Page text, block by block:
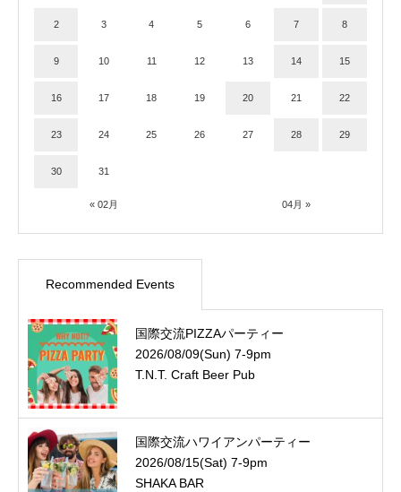
« 02月 04月 »
2 3 4 5 6 7 8
9 10 11 12 13 14 15
16 17 18 19 20 21 22
23 24 25 26 27 28 29
30 31
Recommended Events
国際交流PIZZAパーティー
2026/08/09(Sun) 7-9pm
T.N.T. Craft Beer Pub
国際交流ハワイアンパーティー
2026/08/15(Sat) 7-9pm
SHAKA BAR